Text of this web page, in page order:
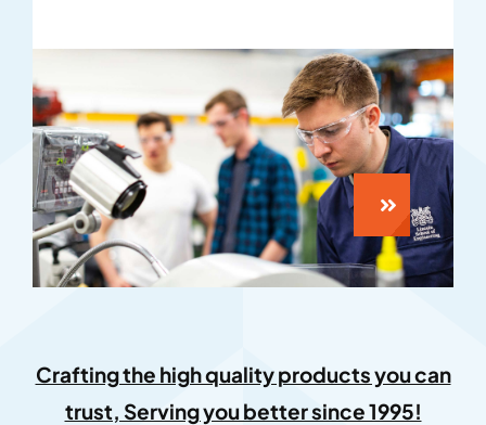
Crafting the high quality products you can
trust, Serving you better since 1995!